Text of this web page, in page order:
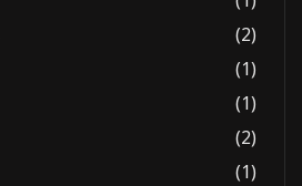
(2)
(1)
(1)
(2)
(1)